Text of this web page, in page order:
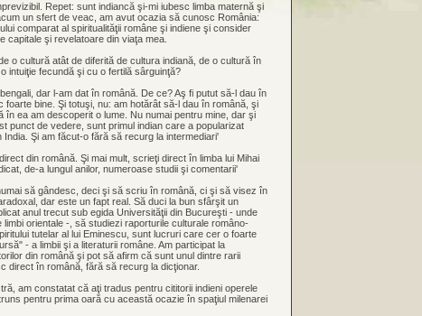
Repet: sunt indiancă şi-mi iubesc limba maternă şi
un sfert de veac, am avut ocazia să cunosc România:
comparat al spiritualităţii române şi indiene şi consider
capitale şi revelatoare din viaţa mea.
o cultură atât de diferită de cultura indiană, de o cultură în
intuiţie fecundă şi cu o fertilă sârguinţă?
dar l-am dat în română. De ce? Aş fi putut să-l dau în
foarte bine. Şi totuşi, nu: am hotărât să-l dau în română, şi
în ea am descoperit o lume. Nu numai pentru mine, dar şi
punct de vedere, sunt primul indian care a popularizat
India. Şi am făcut-o fără să recurg la intermediari'
din română. Şi mai mult, scrieţi direct în limba lui Mihai
de-a lungul anilor, numeroase studii şi comentarii'
să gândesc, deci şi să scriu în română, ci şi să visez în
dar este un fapt real. Să duci la bun sfârşit un
anul trecut sub egida Universităţii din Bucureşti - unde
orientale -, să studiezi raporturile culturale româno-
tutelar al lui Eminescu, sunt lucruri care cer o foarte
- a limbii şi a literaturii române. Am participat la
din română şi pot să afirm că sunt unul dintre rarii
direct în română, fără să recurg la dicţionar.
am constatat că aţi tradus pentru cititorii indieni operele
pentru prima oară cu această ocazie în spaţiul milenarei